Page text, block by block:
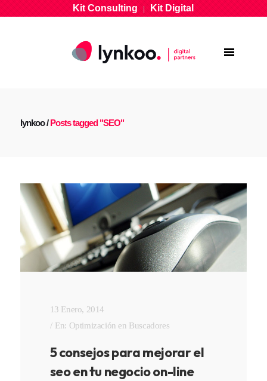
Kit Consulting|Kit Digital
lynkoo/Posts tagged "SEO"
13 Enero, 2014
En: Optimización en Buscadores
5 consejos para mejorar el
seo en tu negocio on-line